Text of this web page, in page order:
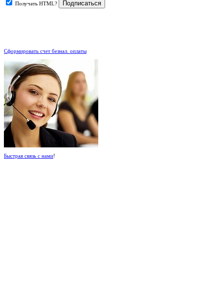
Получать HTML?
Сформировать счет безнал. оплаты
Быстрая связь с нами!